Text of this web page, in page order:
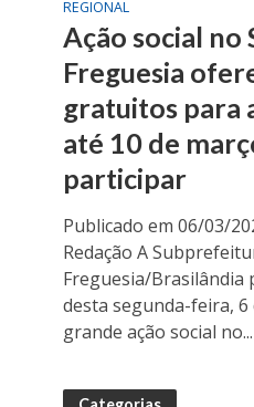
REGIONAL
Ação social no
Freguesia
gratuitos para
até 10 de
participar
Publicado em 06/03/
Redação A
Freguesia/Brasilândia
desta segunda-feira, 6
grande ação social no...